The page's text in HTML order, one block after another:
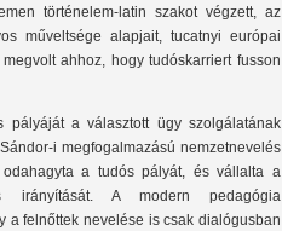
történelem-latin szakot végzett, az
műveltsége alapjait, tucatnyi európai
ahhoz, hogy tudóskarriert fusson
pályáját a választott ügy szolgálatának
i megfogalmazású nemzetnevelés
a tudós pályát, és vállalta a
irányítását. A modern pedagógia
a felnőttek nevelése is csak dialógusban